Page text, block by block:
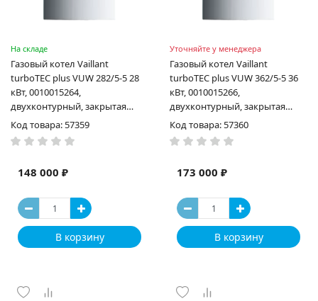
На складе
Газовый котел Vaillant
turboTEC plus VUW 282/5-5 28
кВт, 0010015264,
двухконтурный, закрытая
камера сгорания
Код товара: 57359
148 000 ₽
В корзину
Уточняйте у менеджера
Газовый котел Vaillant
turboTEC plus VUW 362/5-5 36
кВт, 0010015266,
двухконтурный, закрытая
камера сгорания
Код товара: 57360
173 000 ₽
В корзину